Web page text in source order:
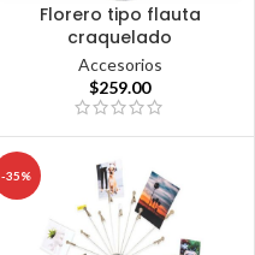
Florero tipo flauta
craquelado
Accesorios
$259.00
-35%